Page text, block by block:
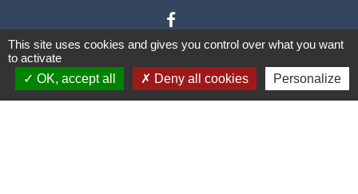
This site uses cookies and gives you control over what you want
to activate
OK, accept all
Deny all cookies Personalize